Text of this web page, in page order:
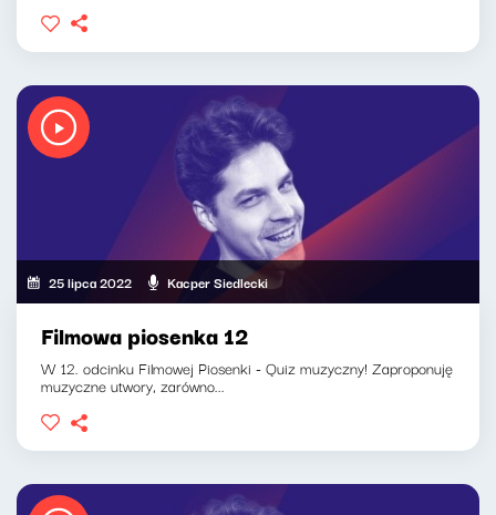
25 lipca 2022 Kacper Siedlecki
Filmowa piosenka 12
W 12. odcinku Filmowej Piosenki - Quiz muzyczny! Zaproponuję
muzyczne utwory, zarówno...